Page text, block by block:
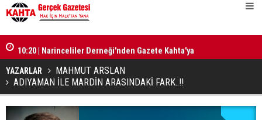
10:21 | Adıyaman'da 'Uzat Elini Projesi' toplantısı
10:20 | Narinceliler Derneği'nden Gazete Kahta'ya
‘Teşekkür' plaketi
YAZARLAR
MAHMUT ARSLAN
ADIYAMAN İLE MARDİN ARASINDAKİ FARK..!!